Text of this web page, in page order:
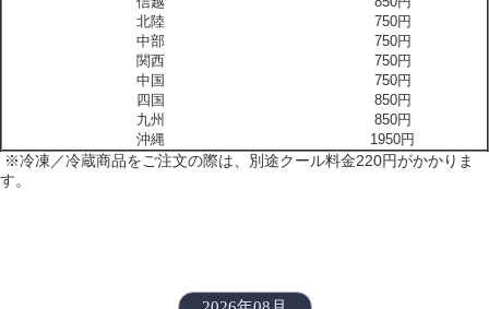
北陸
750円
中部
750円
関西
750円
中国
750円
四国
850円
九州
850円
沖縄
1950円
※冷凍／冷蔵商品をご注文の際は、別途クール料金220円がかかりま
す。